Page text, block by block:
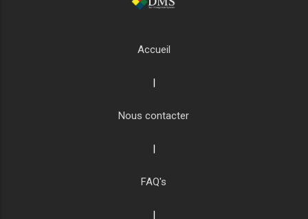
Accueil
Nous contacter
FAQ's